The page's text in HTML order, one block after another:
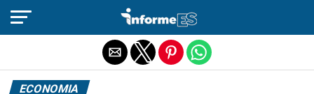
ECONOMIA
Sair da versão mobile